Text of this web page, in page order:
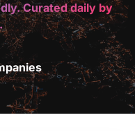
Curated daily by